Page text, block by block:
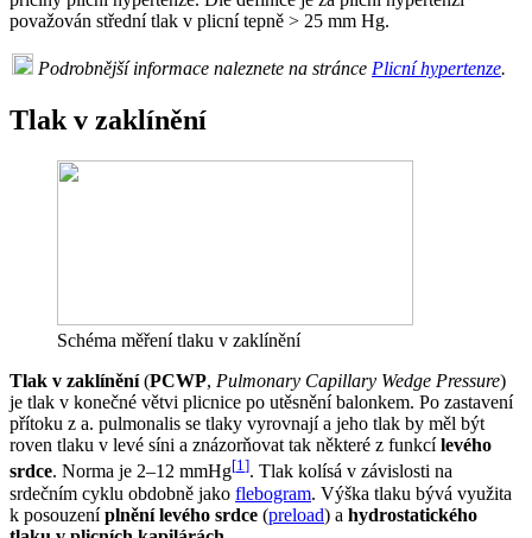
považován střední tlak v plicní tepně > 25 mm Hg.
Podrobnější informace naleznete na stránce Plicní hypertenze.
Tlak v zaklínění
Schéma měření tlaku v zaklínění
Tlak v zaklínění(PCWP, Pulmonary Capillary Wedge Pressure)
je tlak v konečné větvi plicnice po utěsnění balonkem. Po zastavení
přítoku z a. pulmonalis se tlaky vyrovnají a jeho tlak by měl být
roven tlaku v levé síni a znázorňovat tak některé z funkcílevého
srdce. Norma je 2–12 mmHg[1]. Tlak kolísá v závislosti na
srdečním cyklu obdobně jako flebogram. Výška tlaku bývá využita
k posouzeníplnění levého srdce (preload) a hydrostatického